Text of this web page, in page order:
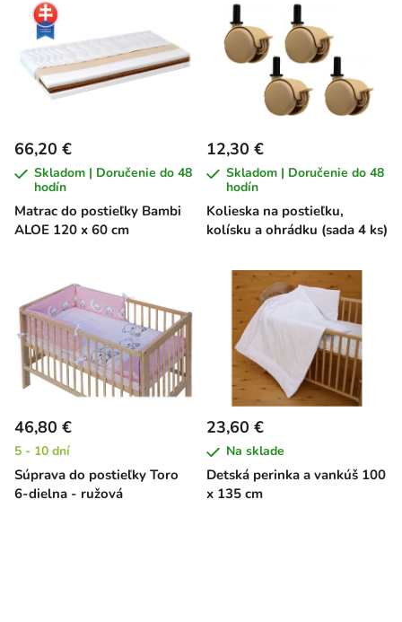
Matrac do postieľky Bambi
ALOE 120 x 60 cm
66,20 €
Skladom | Doručenie do 48
hodín
Kolieska na postieľku,
kolísku a ohrádku (sada 4 ks)
12,30 €
Skladom | Doručenie do 48
hodín
Súprava do postieľky Toro
6-dielna - ružová
46,80 €
5 - 10 dní
Detská perinka a vankúš 100
x 135 cm
23,60 €
Na sklade